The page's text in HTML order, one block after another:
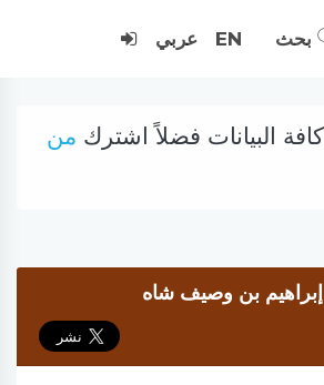
بحث EN عربي
البيانات فضلاً اشترك من
بن وصيف شاه